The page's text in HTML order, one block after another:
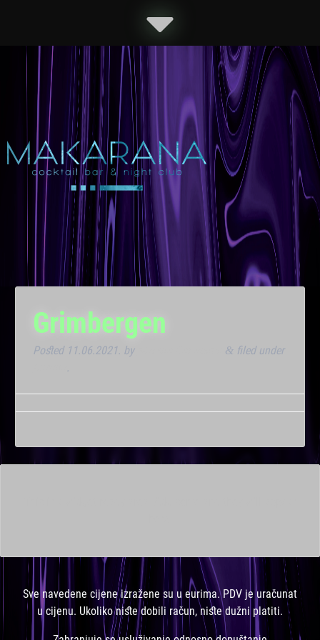
Grimbergen
Posted 11.06.2021. by & filed under
.
Sve navedene cijene izražene su u eurima. PDV je uračunat
u cijenu. Ukoliko niste dobili račun, niste dužni platiti.